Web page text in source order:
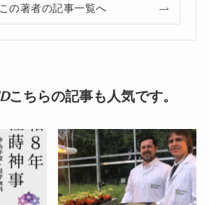
この著者の記事一覧へ
こちらの記事も人気です。